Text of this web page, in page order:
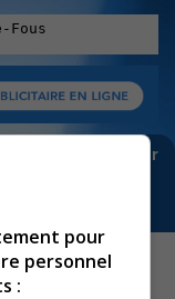
ne rien manquer
notre infolettre :
pour
personnel
: